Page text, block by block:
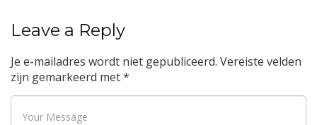
Leave a Reply
Je e-mailadres wordt niet gepubliceerd. Vereiste velden
zijn gemarkeerd met*